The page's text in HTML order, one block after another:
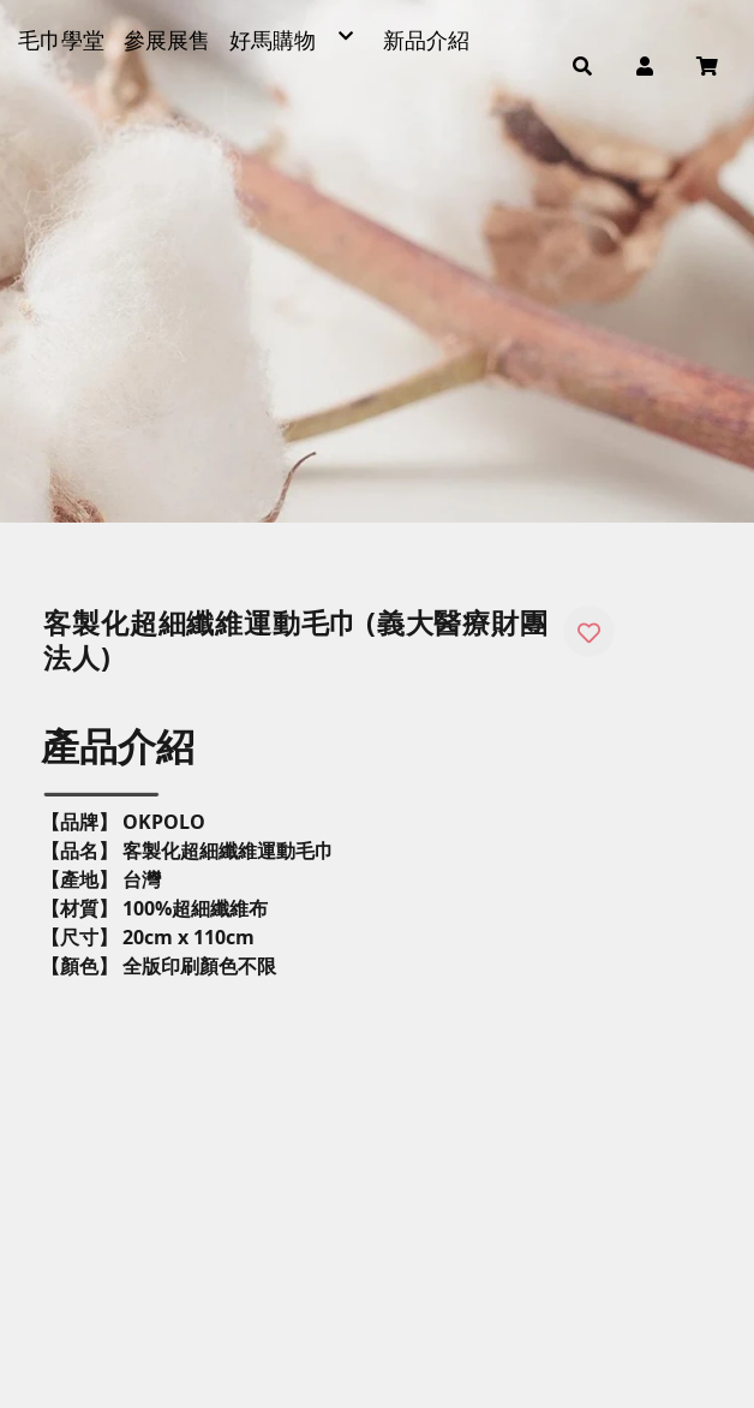
毛巾學堂 參展展售 好馬購物
新品介紹
客製化超細纖維運動毛巾 (義大醫療財團
法人)
產品介紹
【品牌】 OKPOLO
【品名】 客製化超細纖維運動毛巾
【產地】 台灣
【材質】 100%超細纖維布
【尺寸】 20cm x 110cm
【顏色】 全版印刷顏色不限